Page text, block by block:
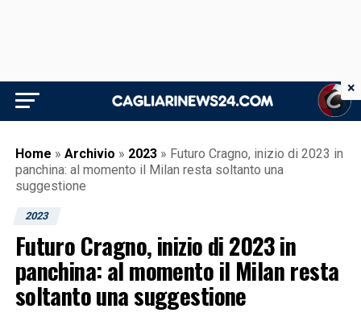
Home » Archivio » 2023 » Futuro Cragno, inizio di 2023 in
panchina: al momento il Milan resta soltanto una
suggestione
2023
Futuro Cragno, inizio di 2023 in
panchina: al momento il Milan resta
soltanto una suggestione
×